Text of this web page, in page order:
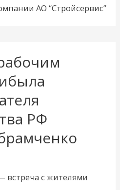
АО “Стройсервис”
РФ
встреча с жителями